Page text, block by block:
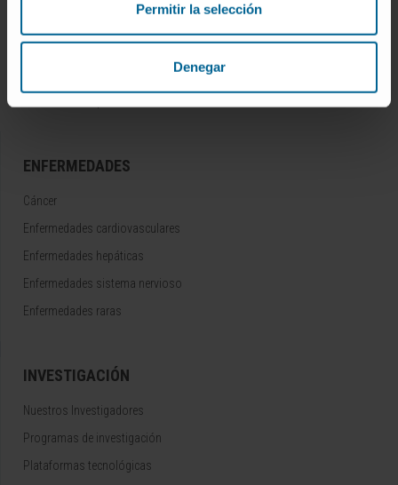
Permitir la selección
Denegar
Centro de Investigacion de la Clínica
Campus de la Universidad de Navarra
ENFERMEDADES
Cáncer
Enfermedades cardiovasculares
Enfermedades hepáticas
Enfermedades sistema nervioso
Enfermedades raras
INVESTIGACIÓN
Nuestros Investigadores
Programas de investigación
Plataformas tecnológicas